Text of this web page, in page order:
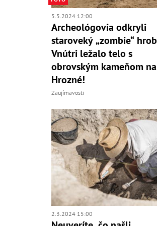
5.5.2024 12:00
Archeológovia odkryli
staroveký „zombie“
Vnútri ležalo telo s
obrovským kameňom
Hrozné!
Zaujímavosti
2.3.2024 15:00